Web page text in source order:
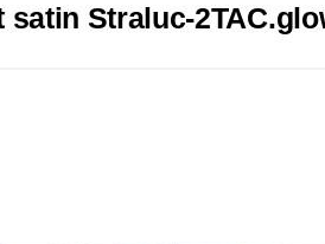
Straluc-